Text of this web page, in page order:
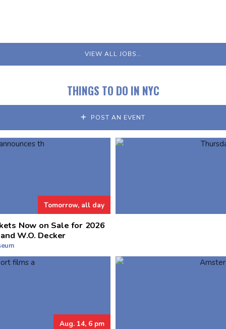
VIEW ALL JOBS…
THINGS TO DO IN NYC
POST AN EVENT
Tomorrow, all day
Now on Sale for 2026
W.O. Decker
Aug. 14, 6 pm